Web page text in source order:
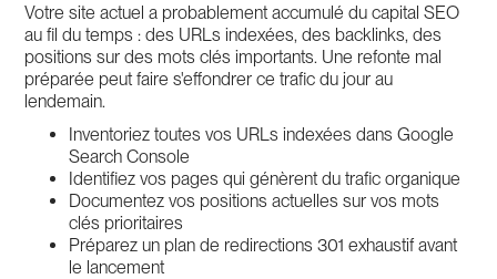
Votre site actuel a probablement accumulé du capital SEO
au fil du temps : des URLs indexées, des backlinks, des
positions sur des mots clés importants. Une refonte mal
préparée peut faire s'effondrer ce trafic du jour au
lendemain.
Inventoriez toutes vos URLs indexées dans Google
Search Console
Identifiez vos pages qui génèrent du trafic organique
Documentez vos positions actuelles sur vos mots
clés prioritaires
Préparez un plan de redirections 301 exhaustif avant
le lancement